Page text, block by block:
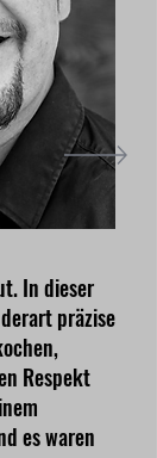
In dieser
präzise
Respekt
es waren